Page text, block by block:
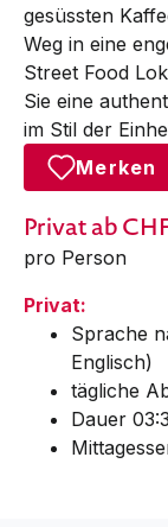
gesüssten
Weg in eine
Street Food
Sie eine
im Stil der
Merken
Privatab
pro Person
Privat:
Sprache
Englisch)
tägliche
Dauer